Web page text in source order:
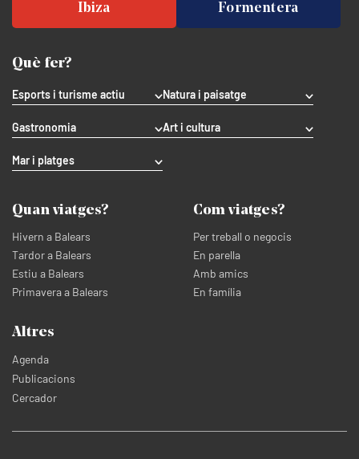
Ibiza Formentera
Què fer?
Esports i turisme actiu Natura i paisatge
Gastronomia Art i cultura
Mar i platges
Quan viatges?
Hivern a Balears
Tardor a Balears
Estiu a Balears
Primavera a Balears
Com viatges?
Per treball o negocis
En parella
Amb amics
En família
Altres
Agenda
Publicacions
Cercador